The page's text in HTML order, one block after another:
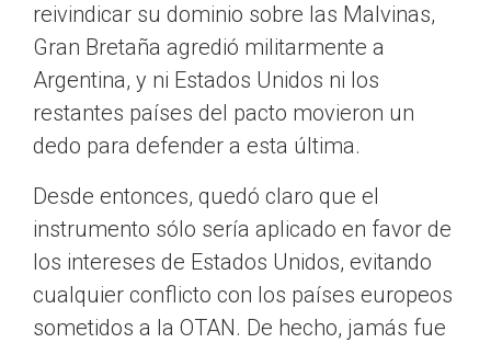
reivindicar su dominio sobre las Malvinas,
Gran Bretaña agredió militarmente a
Argentina, y ni Estados Unidos ni los
restantes países del pacto movieron un
dedo para defender a esta última.
Desde entonces, quedó claro que el
instrumento sólo sería aplicado en favor de
los intereses de Estados Unidos, evitando
cualquier conflicto con los países europeos
sometidos a la OTAN. De hecho, jamás fue